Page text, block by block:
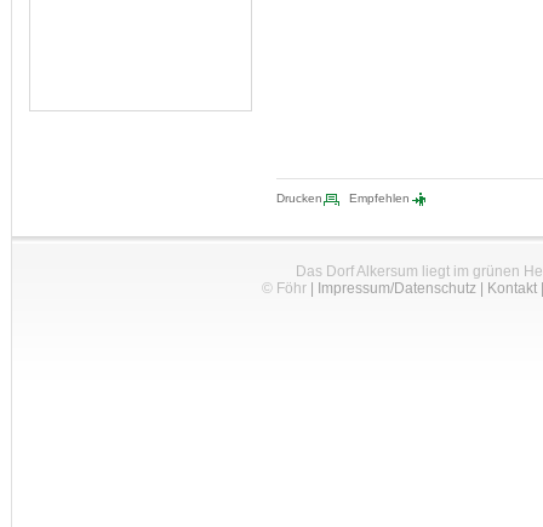
Drucken Empfehlen
Das Dorf Alkersum liegt im grünen
© Föhr| Impressum/Datenschutz| Kontakt